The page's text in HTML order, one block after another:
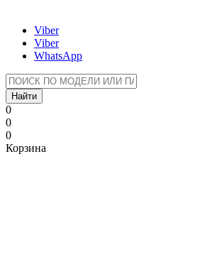
Viber
Viber
WhatsApp
Найти
0
0
0
Корзина